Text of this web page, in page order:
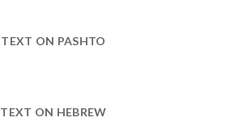
TEXT ON PASHTO
TEXT ON HEBREW